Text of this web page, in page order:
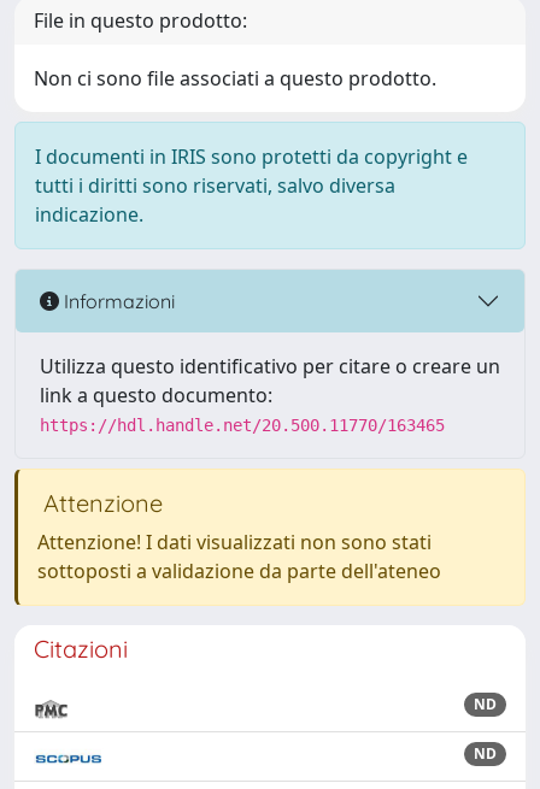
File in questo prodotto:
Non ci sono file associati a questo prodotto.
I documenti in IRIS sono protetti da copyright e
tutti i diritti sono riservati, salvo diversa
indicazione.
Informazioni
Utilizza questo identificativo per citare o creare un
link a questo documento:
https://hdl.handle.net/20.500.11770/163465
Attenzione
Attenzione! I dati visualizzati non sono stati
sottoposti a validazione da parte dell'ateneo
Citazioni
ND
ND